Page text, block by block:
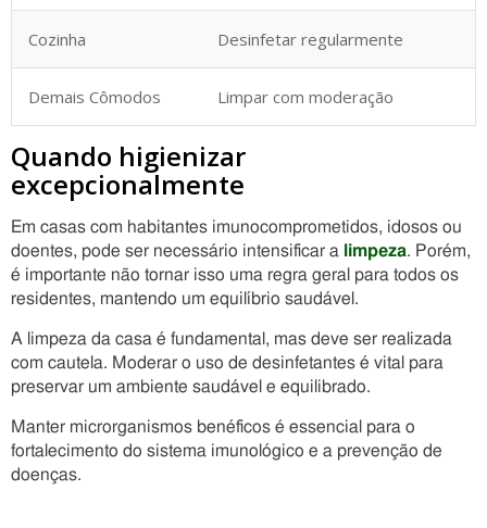
Cozinha Desinfetar regularmente
Demais Cômodos Limpar com moderação
Quando higienizar
excepcionalmente
Em casas com habitantes imunocomprometidos, idosos ou
doentes, pode ser necessário intensificar a
limpeza. Porém,
é importante não tornar isso uma regra geral para todos os
residentes, mantendo um equilíbrio saudável.
A limpeza da casa é fundamental, mas deve ser realizada
com cautela. Moderar o uso de desinfetantes é vital para
preservar um ambiente saudável e equilibrado.
Manter microrganismos benéficos é essencial para o
fortalecimento do sistema imunológico e a prevenção de
doenças.